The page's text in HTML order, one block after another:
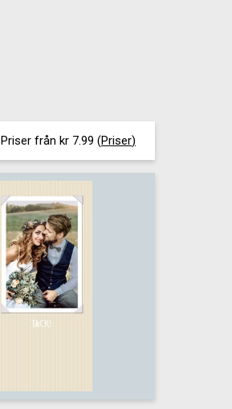
Priser från kr 7.99 (Priser)